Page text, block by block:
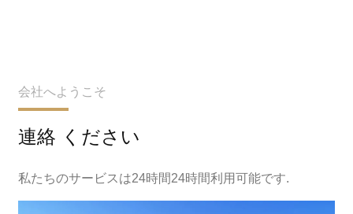
会社へようこそ
連絡 ください
私たちのサービスは24時間24時間利用可能です.